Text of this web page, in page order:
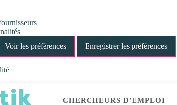
Voir les préférences Enregistrer les préférences
CHERCHEURS D’EMPLOI